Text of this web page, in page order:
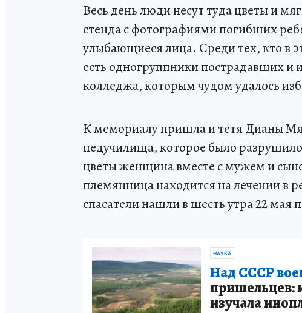
Весь день люди несут туда цветы и
стенда с фотографиями погибших
улыбающиеся лица. Среди тех, кто в
есть одногруппники пострадавших и
колледжа, которым чудом удалось
К мемориалу пришла и тетя Дианы
педучилища, которое было
цветы женщина вместе с мужем и
племянница находится на лечении в
спасатели нашли в шесть утра 22 мая
НАУКА
Над СССР
пришельцев:
изучала